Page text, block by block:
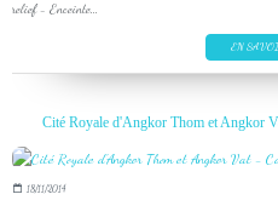
relief - Enceinte...
EN
Cité Royale d'Angkor Thom et Angkor
18/11/2014